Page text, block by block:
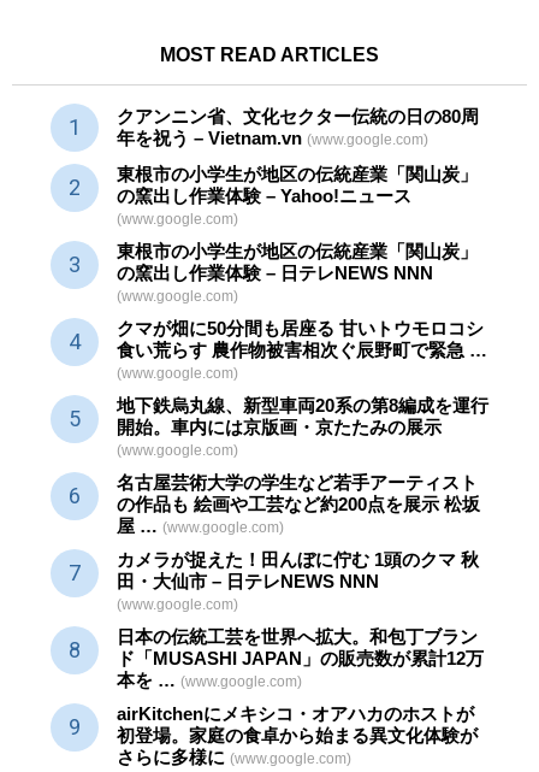
MOST READ ARTICLES
クアンニン省、文化セクター伝統の日の80周
年を祝う – Vietnam.vn (www.google.com)
東根市の小学生が地区の伝統産業 「関山炭」
の窯出し作業体験 – Yahoo!ニュース
(www.google.com)
東根市の小学生が地区の伝統産業 「関山炭」
の窯出し作業体験 – 日テレNEWS NNN
(www.google.com)
クマが畑に50分間も居座る 甘いトウモロコシ
食い荒らす 農作物被害相次ぐ辰野町で緊急 …
(www.google.com)
地下鉄烏丸線、新型車両20系の第8編成を運行
開始。車内には京版画・京たたみの展示
(www.google.com)
名古屋芸術大学の学生など若手アーティスト
の作品も 絵画や工芸など約200点を展示 松坂
屋 … (www.google.com)
カメラが捉えた！田んぼに佇む 1頭のクマ 秋
田・大仙市 – 日テレNEWS NNN
(www.google.com)
日本の伝統工芸を世界へ拡大。和包丁ブラン
ド「MUSASHI JAPAN」の販売数が累計12万
本を … (www.google.com)
airKitchenにメキシコ・オアハカのホストが
初登場。家庭の食卓から始まる異文化体験が
さらに多様に (www.google.com)